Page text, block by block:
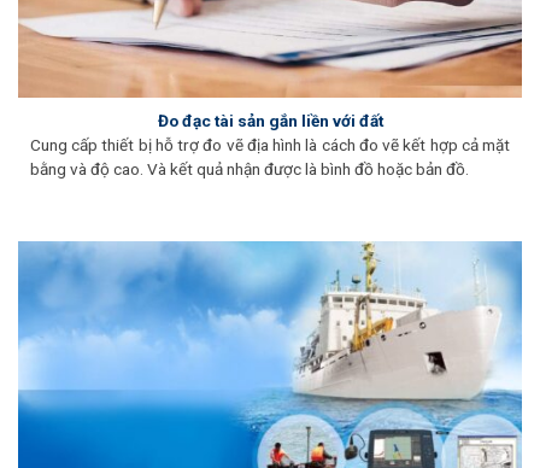
Đo đạc tài sản gắn liền với đất
Cung cấp thiết bị hỗ trợ đo vẽ địa hình là cách đo vẽ kết hợp cả mặt
bằng và độ cao. Và kết quả nhận được là bình đồ hoặc bản đồ.